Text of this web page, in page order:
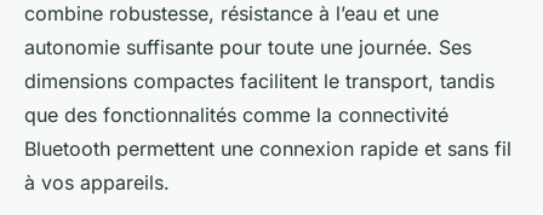
combine robustesse, résistance à l’eau et une
autonomie suffisante pour toute une journée. Ses
dimensions compactes facilitent le transport, tandis
que des fonctionnalités comme la connectivité
Bluetooth permettent une connexion rapide et sans fil
à vos appareils.